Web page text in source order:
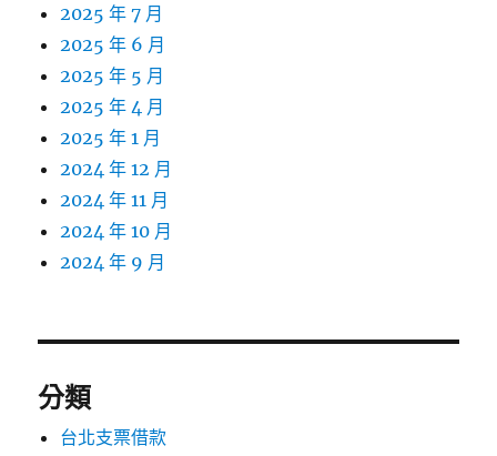
2025 年 7 月
2025 年 6 月
2025 年 5 月
2025 年 4 月
2025 年 1 月
2024 年 12 月
2024 年 11 月
2024 年 10 月
2024 年 9 月
分類
台北支票借款